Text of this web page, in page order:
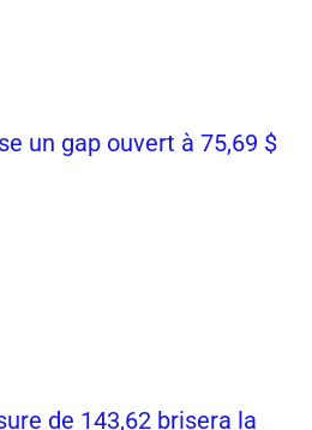
un gap ouvert à 75,69 $
de 143,62 brisera la